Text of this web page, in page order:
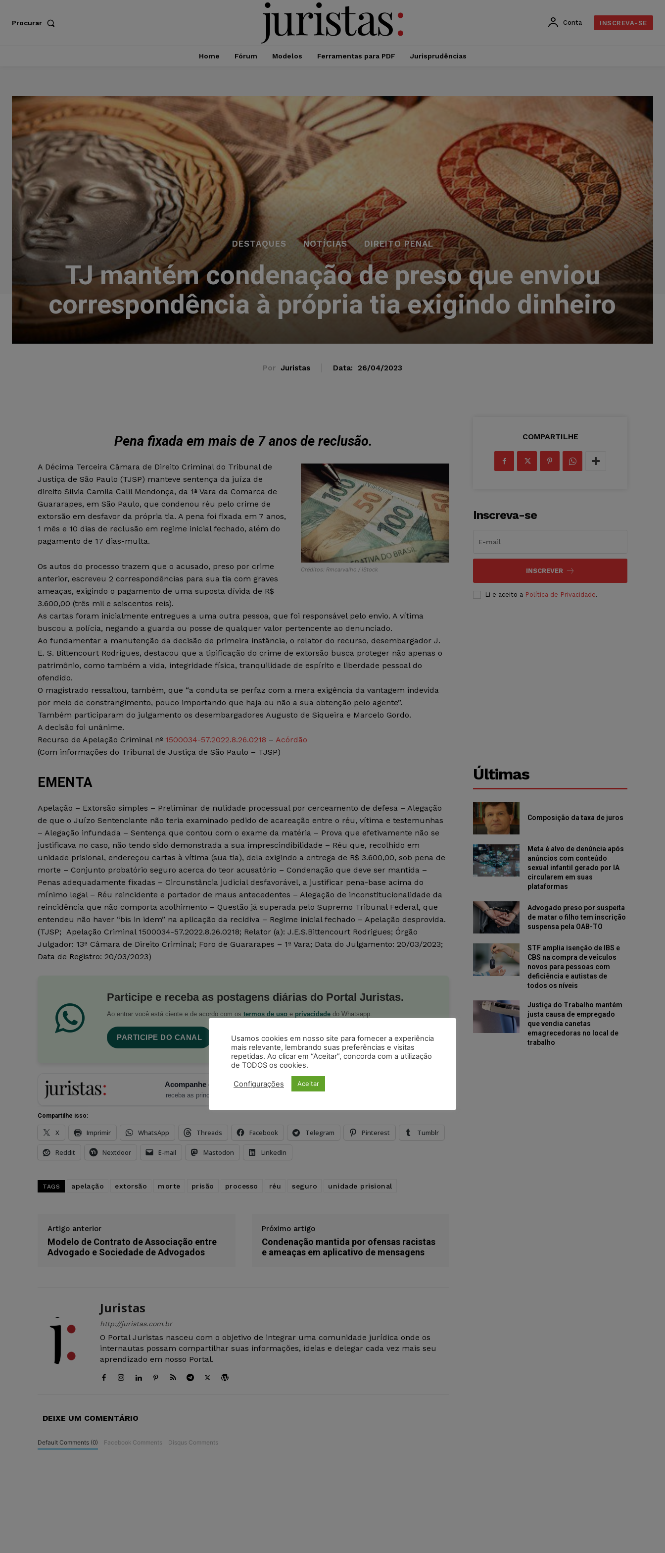
Procurar Conta INSCREVA-SE
Home Fórum Modelos Ferramentas para PDF Jurisprudências
DESTAQUES NOTÍCIAS DIREITO PENAL
TJ mantém condenação de preso que enviou
correspondência à própria tia exigindo dinheiro
Por Juristas Data: 26/04/2023
Pena fixada em mais de 7 anos de reclusão.
Créditos: Rmcarvalho / iStock
A Décima Terceira Câmara de Direito Criminal do Tribunal de
Justiça de São Paulo (TJSP) manteve sentença da juíza de
direito Silvia Camila Calil Mendonça, da 1ª Vara da Comarca de
Guararapes, em São Paulo, que condenou réu pelo crime de
extorsão em desfavor da própria tia. A pena foi fixada em 7 anos,
1 mês e 10 dias de reclusão em regime inicial fechado, além do
pagamento de 17 dias-multa.
Os autos do processo trazem que o acusado, preso por crime
anterior, escreveu 2 correspondências para sua tia com graves
ameaças, exigindo o pagamento de uma suposta dívida de R$
3.600,00 (três mil e seiscentos reis).
As cartas foram inicialmente entregues a uma outra pessoa, que foi responsável pelo envio. A vítima
buscou a polícia, negando a guarda ou posse de qualquer valor pertencente ao denunciado.
Ao fundamentar a manutenção da decisão de primeira instância, o relator do recurso, desembargador J.
E. S. Bittencourt Rodrigues, destacou que a tipificação do crime de extorsão busca proteger não apenas o
patrimônio, como também a vida, integridade física, tranquilidade de espírito e liberdade pessoal do
ofendido.
O magistrado ressaltou, também, que “a conduta se perfaz com a mera exigência da vantagem indevida
por meio de constrangimento, pouco importando que haja ou não a sua obtenção pelo agente”.
Também participaram do julgamento os desembargadores Augusto de Siqueira e Marcelo Gordo.
A decisão foi unânime.
Recurso de Apelação Criminal nº 1500034-57.2022.8.26.0218 – Acórdão
(Com informações do Tribunal de Justiça de São Paulo – TJSP)
EMENTA
Apelação – Extorsão simples – Preliminar de nulidade processual por cerceamento de defesa – Alegação
de que o Juízo Sentenciante não teria examinado pedido de acareação entre o réu, vítima e testemunhas
– Alegação infundada – Sentença que contou com o exame da matéria – Prova que efetivamente não se
justificava no caso, não tendo sido demonstrada a sua imprescindibilidade – Réu que, recolhido em
unidade prisional, endereçou cartas à vítima (sua tia), dela exigindo a entrega de R$ 3.600,00, sob pena de
morte – Conjunto probatório seguro acerca do teor acusatório – Condenação que deve ser mantida –
Penas adequadamente fixadas – Circunstância judicial desfavorável, a justificar pena-base acima do
mínimo legal – Réu reincidente e portador de maus antecedentes – Alegação de inconstitucionalidade da
reincidência que não comporta acolhimento – Questão já superada pelo Supremo Tribunal Federal, que
entendeu não haver “bis in idem” na aplicação da recidiva – Regime inicial fechado – Apelação desprovida.
(TJSP; Apelação Criminal 1500034-57.2022.8.26.0218; Relator (a): J.E.S.Bittencourt Rodrigues; Órgão
Julgador: 13ª Câmara de Direito Criminal; Foro de Guararapes – 1ª Vara; Data do Julgamento: 20/03/2023;
Data de Registro: 20/03/2023)
Participe e receba as postagens diárias do Portal Juristas.
Ao entrar você está ciente e de acordo com os termos de uso e privacidade do Whatsapp.
PARTICIPE DO CANAL
Acompanhe o Juristas no Google News
receba as principais notícias jurídicas do Brasil
Compartilhe isso:
X Imprimir WhatsApp Threads Facebook Telegram Pinterest Tumblr
Reddit Nextdoor E-mail Mastodon LinkedIn
TAGS apelação extorsão morte prisão processo réu seguro unidade prisional
Artigo anterior
Modelo de Contrato de Associação entre
Advogado e Sociedade de Advogados
Próximo artigo
Condenação mantida por ofensas racistas
e ameaças em aplicativo de mensagens
Juristas
http://juristas.com.br
O Portal Juristas nasceu com o objetivo de integrar uma comunidade jurídica onde os
internautas possam compartilhar suas informações, ideias e delegar cada vez mais seu
aprendizado em nosso Portal.
DEIXE UM COMENTÁRIO
Default Comments (0) Facebook Comments Disqus Comments
COMPARTILHE
Inscreva-se
INSCREVER
Li e aceito a Política de Privacidade.
Últimas
Composição da taxa de juros
Meta é alvo de denúncia após
anúncios com conteúdo
sexual infantil gerado por IA
circularem em suas
plataformas
Advogado preso por suspeita
de matar o filho tem inscrição
suspensa pela OAB-TO
STF amplia isenção de IBS e
CBS na compra de veículos
novos para pessoas com
deficiência e autistas de
todos os níveis
Justiça do Trabalho mantém
justa causa de empregado
que vendia canetas
emagrecedoras no local de
trabalho
Usamos cookies em nosso site para fornecer a experiência
mais relevante, lembrando suas preferências e visitas
repetidas. Ao clicar em “Aceitar”, concorda com a utilização
de TODOS os cookies.
Configurações Aceitar